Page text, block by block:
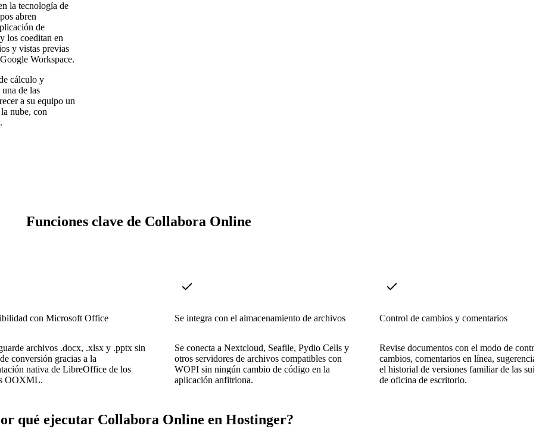
la tecnología de
abren
de
los coeditan en
y vistas previas
Workspace.
cálculo y
de las
a su equipo un
nube, con
Funciones clave de Collabora Online
con Microsoft Office
archivos .docx, .xlsx y .pptx sin
conversión gracias a la
nativa de LibreOffice de los
OOXML.
Se integra con el almacenamiento de archivos
Se conecta a Nextcloud, Seafile, Pydio Cells y
otros servidores de archivos compatibles con
WOPI sin ningún cambio de código en la
aplicación anfitriona.
Control de cambios y comentarios
Revise documentos con el modo de
cambios, comentarios en línea,
el historial de versiones familiar de las
de oficina de escritorio.
qué ejecutar Collabora Online en Hostinger?